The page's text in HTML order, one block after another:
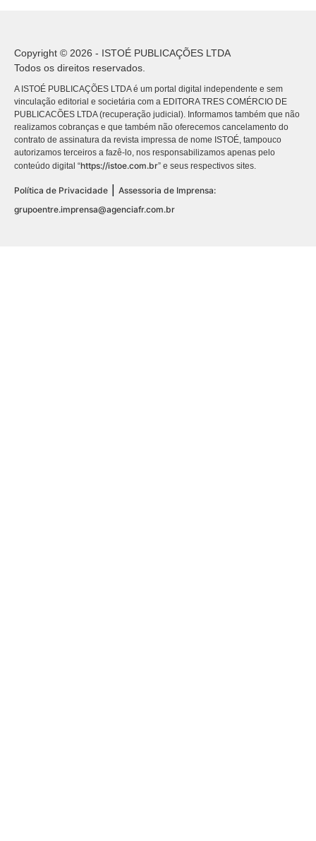
Copyright © 2026 - ISTOÉ PUBLICAÇÕES LTDA
Todos os direitos reservados.
A ISTOÉ PUBLICAÇÕES LTDA é um portal digital independente e sem
vinculação editorial e societária com a EDITORA TRES COMÉRCIO DE
PUBLICACÕES LTDA (recuperação judicial). Informamos também que não
realizamos cobranças e que também não oferecemos cancelamento do
contrato de assinatura da revista impressa de nome ISTOÉ, tampouco
autorizamos terceiros a fazê-lo, nos responsabilizamos apenas pelo
conteúdo digital “https://istoe.com.br” e seus respectivos sites.
Política de Privacidade
Assessoria de Imprensa:
grupoentre.imprensa@agenciafr.com.br